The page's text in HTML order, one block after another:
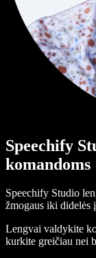
Speechify
komandoms
Speechify Studio
žmogaus iki didelės
Lengvai valdykite
kurkite greičiau nei